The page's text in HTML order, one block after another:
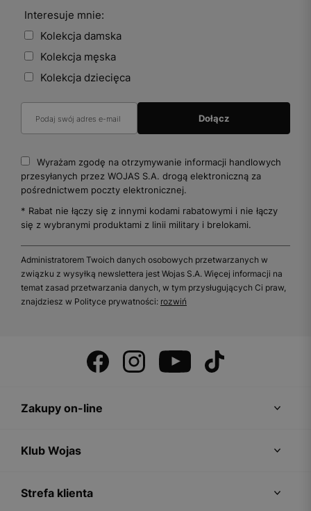
Interesuje mnie:
Kolekcja damska
Kolekcja męska
Kolekcja dziecięca
Wyrażam zgodę na otrzymywanie informacji handlowych
przesyłanych przez WOJAS S.A. drogą elektroniczną za
pośrednictwem poczty elektronicznej.
* Rabat nie łączy się z innymi kodami rabatowymi i nie łączy
się z wybranymi produktami z linii military i brelokami.
Administratorem Twoich danych osobowych przetwarzanych w
związku z wysyłką newslettera jest Wojas S.A. Więcej informacji na
temat zasad przetwarzania danych, w tym przysługujących Ci praw,
znajdziesz w Polityce prywatności: rozwiń
Zakupy on-line
Klub Wojas
Strefa klienta